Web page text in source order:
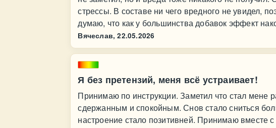
стрессы. В составе ни чего вредного не увидел,
думаю, что как у большинства добавок эффект
Вячеслав, 22.05.2026
Я без претензий, меня всё устраивает!
Принимаю по инструкции. Заметил что стал мене
сдержанным и спокойным. Снов стало сниться
настроение стало позитивней. Принимаю вместе